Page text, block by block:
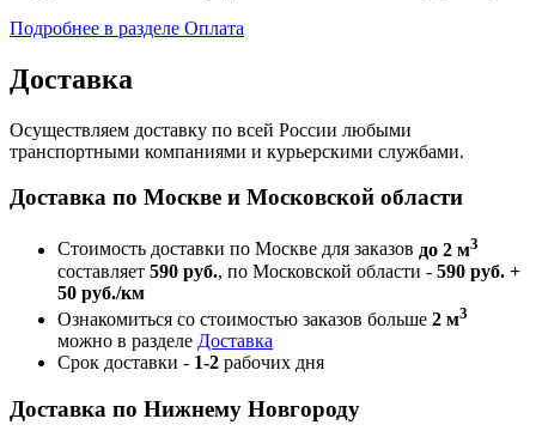
Подробнее в разделе Оплата
Доставка
Осуществляем доставку по всей России любыми
транспортными компаниями и курьерскими службами.
Доставка по Москве и Московской области
Стоимость доставки по Москве для заказов до 2 м3
составляет 590 руб., по Московской области - 590 руб. +
50 руб./км
Ознакомиться со стоимостью заказов больше 2 м3
можно в разделе Доставка
Срок доставки - 1-2 рабочих дня
Доставка по Нижнему Новгороду